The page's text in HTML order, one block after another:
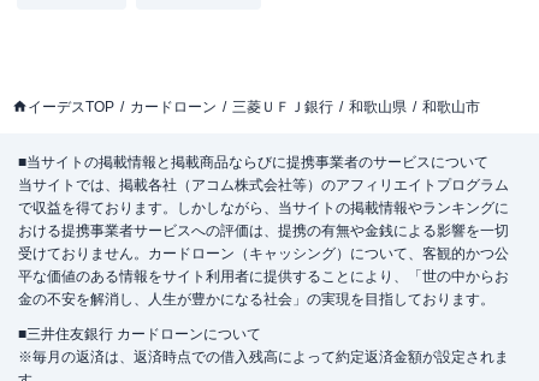
イーデスTOP カードローン 三菱ＵＦＪ銀行 和歌山県 和歌山市
■当サイトの掲載情報と掲載商品ならびに提携事業者のサービスについて
当サイトでは、掲載各社（アコム株式会社等）のアフィリエイトプログラム
で収益を得ております。しかしながら、当サイトの掲載情報やランキングに
おける提携事業者サービスへの評価は、提携の有無や金銭による影響を一切
受けておりません。カードローン（キャッシング）について、客観的かつ公
平な価値のある情報をサイト利用者に提供することにより、「世の中からお
金の不安を解消し、人生が豊かになる社会」の実現を目指しております。
■三井住友銀行 カードローンについて
※毎月の返済は、返済時点での借入残高によって約定返済金額が設定されま